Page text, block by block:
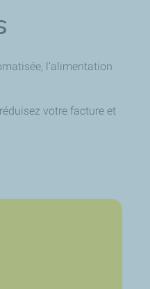
l’alimentation
votre facture et